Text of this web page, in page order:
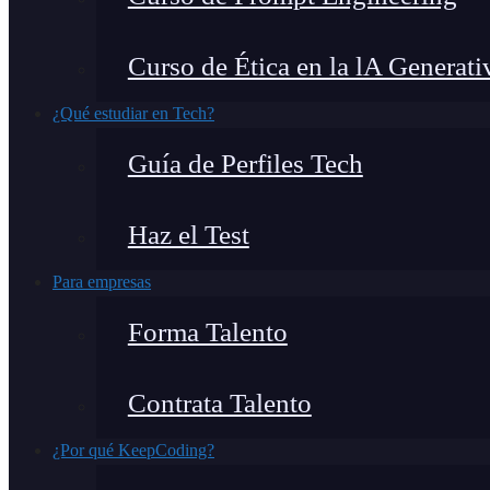
Curso de Ética en la lA
¿Qué estudiar en Tech?
Guía de Perfiles Tech
Haz el Test
Para empresas
Forma Talento
Contrata Talento
¿Por qué KeepCoding?